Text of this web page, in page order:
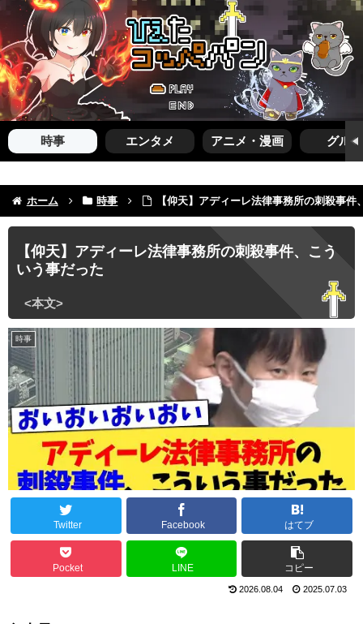
時事 エンタメ アニメ・漫画 グルメ
ホーム 時事 【仰天】アディーレ法律事務所の刺殺事件
【仰天】アディーレ法律事務所の刺殺事件、こう
いう事だった
時事
Twitter Facebook はてブ
Pocket LINE コピー
2026.08.04 2025.07.03